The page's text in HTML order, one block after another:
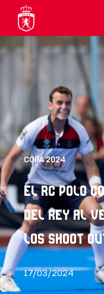
COPA 2024
EL RC POLO
DEL REY AL
LOS SHOOT
17/03/2024